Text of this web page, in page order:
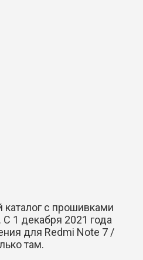
с прошивками
. C 1 декабря 2021 года
для Redmi Note 7 /
там.